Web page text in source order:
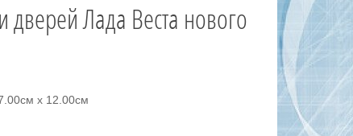
дверей Лада Веста нового
x 12.00см